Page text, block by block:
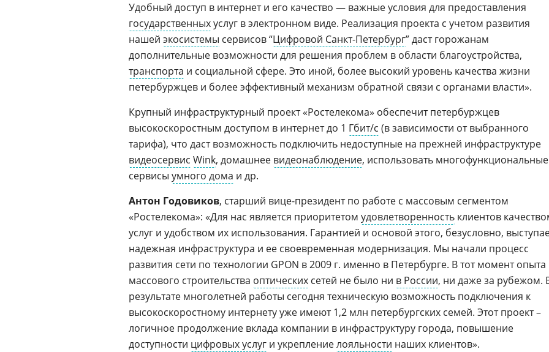
Удобный доступ в интернет и его качество — важные условия для предоставления
государственныхуслуг в электронном виде. Реализация проекта с учетом развития
нашей экосистемы сервисов “Цифровой Санкт-Петербург” даст горожанам
дополнительные возможности для решения проблем в области благоустройства,
транспорта и социальной сфере. Это иной, более высокий уровень качества жизни
петербуржцев и более эффективный механизм обратной связи с органами власти».
Крупный инфраструктурный проект «Ростелекома» обеспечит петербуржцев
высокоскоростным доступом в интернет до 1 Гбит/с (в зависимости от выбранного
тарифа), что даст возможность подключить недоступные на прежней инфраструктуре
видеосервис Wink, домашнее видеонаблюдение, использовать многофункциональные
сервисы умного дома и др.
Антон Годовиков, старший вице-президент по работе с массовым сегментом
«Ростелекома»: «Для нас является приоритетом удовлетворенность клиентов
услуг и удобством их использования. Гарантией и основой этого, безусловно,
надежная инфраструктура и ее своевременная модернизация. Мы начали процесс
развития сети по технологии GPON в 2009 г. именно в Петербурге. В тот момент опыта
массового строительства оптических сетей не было ни в России, ни даже за рубежом.
результате многолетней работы сегодня техническую возможность подключения к
высокоскоростному интернету уже имеют 1,2 млн петербургских семей. Этот проект –
логичное продолжение вклада компании в инфраструктуру города, повышение
доступности цифровых услуг и укреплениелояльности наших клиентов».